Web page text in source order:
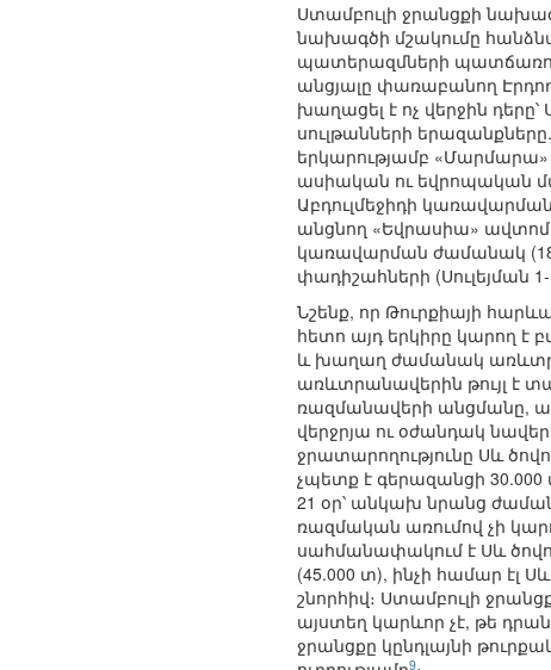
Ստամբուլի ջրանցքի
նախագծի մշակումը
պատերազմների
անցյալը փառաբանող
խաղացել է ոչ վերջին
սուլթանների
երկարությամբ «Մարմարա»
ասիական ու եվրոպական
Աբդուլմեջիդի
անցնող «Եվրասիա»
կառավարման ժամանակ
փադիշահների (Սուլեյման
Նշենք, որ Թուրքիայի
հետո այդ երկիրը կարող է
և խաղաղ ժամանակ
առևտրանավերին թույլ է
ռազմանավերի անցմանը,
վերջրյա ու օժանդակ
ջրատարողությունը Սև
չպետք է գերազանցի 30.000
21 օր՝ անկախ նրանց
ռազմական առումով չի
սահմանափակում է Սև
(45.000 տ), ինչի համար էլ
շնորհիվ։ Ստամբուլի
այստեղ կարևոր չէ, թե
ջրանցքը կընդլայնի
9